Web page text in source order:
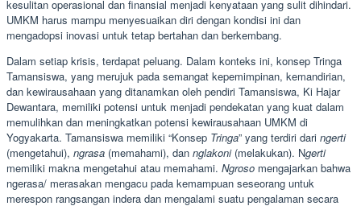
kesulitan operasional dan finansial menjadi kenyataan yang sulit dihindari.
UMKM harus mampu menyesuaikan diri dengan kondisi ini dan
mengadopsi inovasi untuk tetap bertahan dan berkembang.
Dalam setiap krisis, terdapat peluang. Dalam konteks ini, konsep Tringa
Tamansiswa, yang merujuk pada semangat kepemimpinan, kemandirian,
dan kewirausahaan yang ditanamkan oleh pendiri Tamansiswa, Ki Hajar
Dewantara, memiliki potensi untuk menjadi pendekatan yang kuat dalam
memulihkan dan meningkatkan potensi kewirausahaan UMKM di
Yogyakarta. Tamansiswa memiliki “Konsep Tringa” yang terdiri dari ngerti
(mengetahui), ngrasa (memahami), dan nglakoni(melakukan). Ngerti
memiliki makna mengetahui atau memahami. Ngroso mengajarkan bahwa
ngerasa/ merasakan mengacu pada kemampuan seseorang untuk
merespon rangsangan indera dan mengalami suatu pengalaman secara